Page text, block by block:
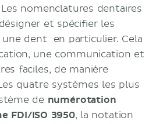
nomenclatures dentaires
et spécifier les
dent en particulier. Cela
une communication et
faciles, de manière
quatre systèmes les plus
de numérotation
FDI/ISO 3950, la notation